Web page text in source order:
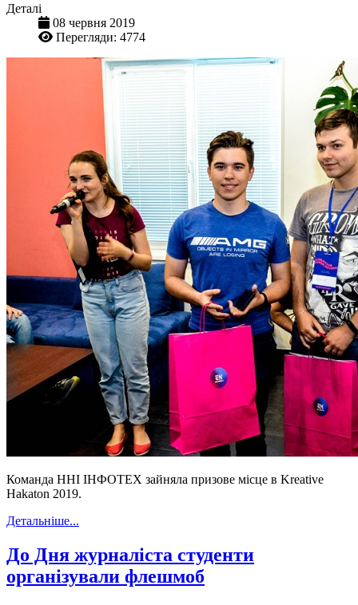
Деталі
08 червня 2019
Перегляди: 4774
Команда ННІ ІНФОТЕХ зайняла призове місце в Kreative
Hakaton 2019.
Детальніше...
До Дня журналіста студенти
організували флешмоб